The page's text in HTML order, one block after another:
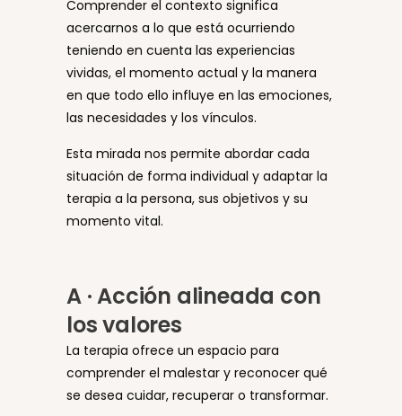
Comprender el contexto significa
acercarnos a lo que está ocurriendo
teniendo en cuenta las experiencias
vividas, el momento actual y la manera
en que todo ello influye en las emociones,
las necesidades y los vínculos.
Esta mirada nos permite abordar cada
situación de forma individual y adaptar la
terapia a la persona, sus objetivos y su
momento vital.
A · Acción alineada con
los valores
La terapia ofrece un espacio para
comprender el malestar y reconocer qué
se desea cuidar, recuperar o transformar.